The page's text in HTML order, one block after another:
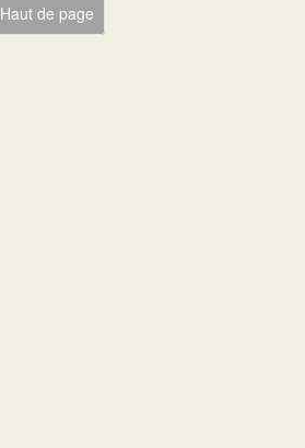
Haut de page